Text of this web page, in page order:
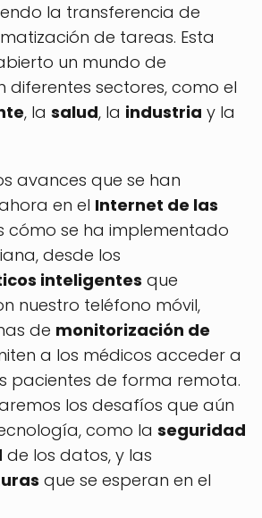
la transferencia de
de tareas. Esta
un mundo de
diferentes sectores, como el
, la salud, la industria y la
avances que se han
en el Internet de las
cómo se ha implementado
desde los
inteligentes que
nuestro teléfono móvil,
de monitorización de
a los médicos acceder a
pacientes de forma remota.
los desafíos que aún
como la seguridad
de los datos, y las
que se esperan en el